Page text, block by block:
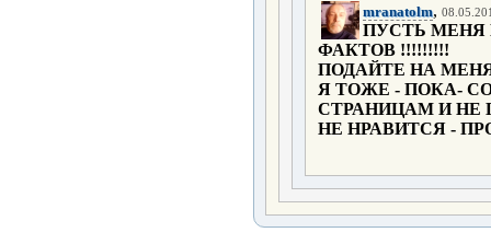
mranatolm,
ПУСТЬ МЕНЯ
ФАКТОВ !!!!!!!!!
ПОДАЙТЕ НА
Я ТОЖЕ - ПОКА-
СТРАНИЦАМ И НЕ
НЕ НРАВИТСЯ -